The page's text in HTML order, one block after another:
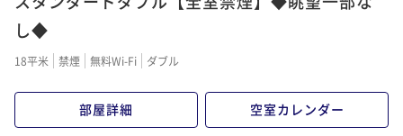
し◆
18平米 禁煙 無料Wi-Fi ダブル
部屋詳細 空室カレンダー